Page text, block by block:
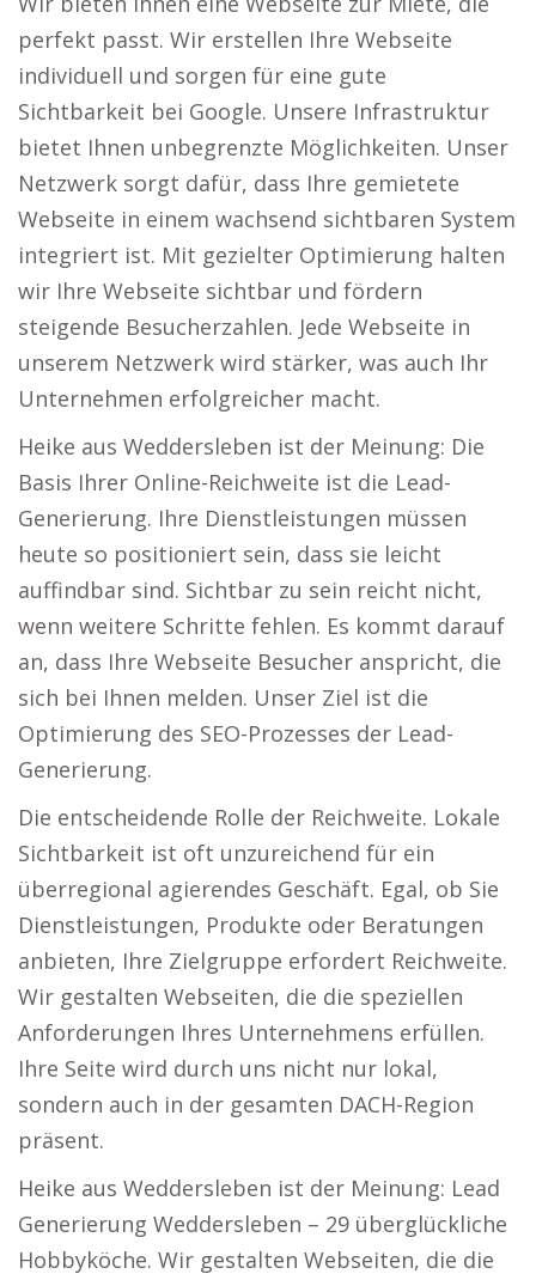
perfekt passt. Wir erstellen Ihre Webseite
individuell und sorgen für eine gute
Sichtbarkeit bei Google. Unsere Infrastruktur
bietet Ihnen unbegrenzte Möglichkeiten. Unser
Netzwerk sorgt dafür, dass Ihre gemietete
Webseite in einem wachsend sichtbaren System
integriert ist. Mit gezielter Optimierung halten
wir Ihre Webseite sichtbar und fördern
steigende Besucherzahlen. Jede Webseite in
unserem Netzwerk wird stärker, was auch Ihr
Unternehmen erfolgreicher macht.
Heike aus Weddersleben ist der Meinung: Die
Basis Ihrer Online-Reichweite ist die Lead-
Generierung. Ihre Dienstleistungen müssen
heute so positioniert sein, dass sie leicht
auffindbar sind. Sichtbar zu sein reicht nicht,
wenn weitere Schritte fehlen. Es kommt darauf
an, dass Ihre Webseite Besucher anspricht, die
sich bei Ihnen melden. Unser Ziel ist die
Optimierung des SEO-Prozesses der Lead-
Generierung.
Die entscheidende Rolle der Reichweite. Lokale
Sichtbarkeit ist oft unzureichend für ein
überregional agierendes Geschäft. Egal, ob Sie
Dienstleistungen, Produkte oder Beratungen
anbieten, Ihre Zielgruppe erfordert Reichweite.
Wir gestalten Webseiten, die die speziellen
Anforderungen Ihres Unternehmens erfüllen.
Ihre Seite wird durch uns nicht nur lokal,
sondern auch in der gesamten DACH-Region
präsent.
Heike aus Weddersleben ist der Meinung: Lead
Generierung Weddersleben – 29 überglückliche
Hobbyköche. Wir gestalten Webseiten, die die